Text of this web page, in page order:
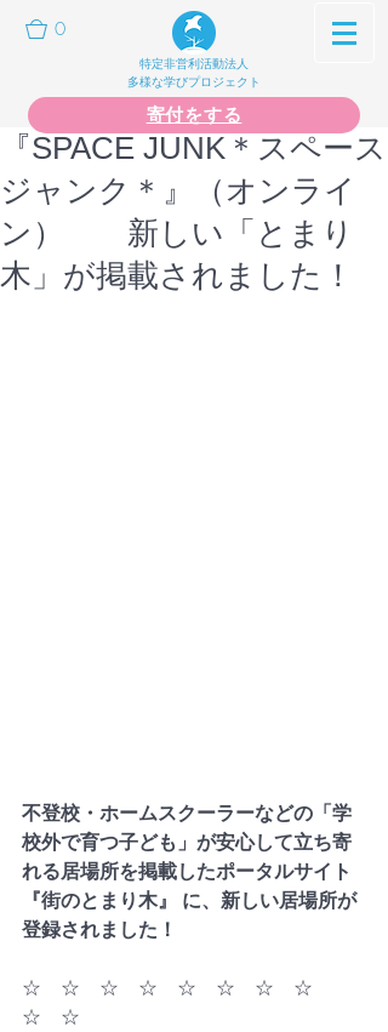
0
特定非営利活動法人
多様な学びプロジェクト
寄付をする
『SPACE JUNK＊スペース
ジャンク＊』（オンライ
ン） 新しい「とまり
木」が掲載されました！
不登校・ホームスクーラーなどの「学
校外で育つ子ども」が安心して立ち寄
れる居場所を掲載したポータルサイト
『街のとまり木』 に、新しい居場所が
登録されました！
☆　☆　☆　☆　☆　☆　☆　☆
☆　☆